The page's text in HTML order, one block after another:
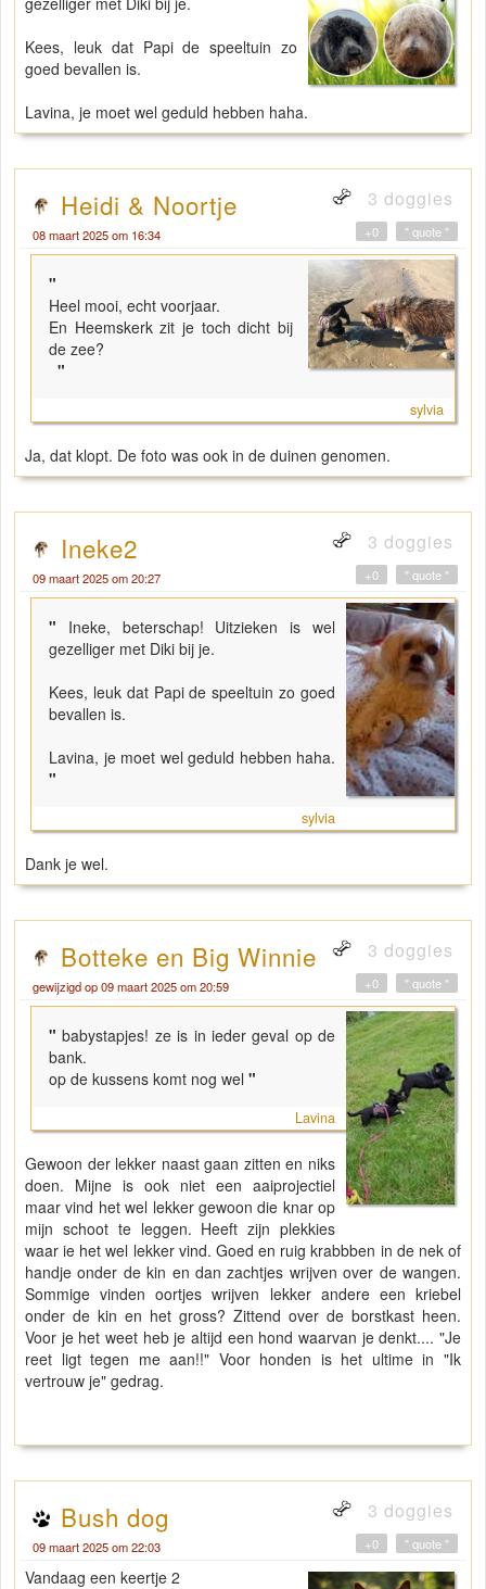
Kees, leuk dat Papi de speeltuin zo
goed bevallen is.
Lavina, je moet wel geduld hebben haha.
Heidi & Noortje 3 doggies
08 maart 2025 om 16:34 " quote "
+0
"
Heel mooi, echt voorjaar.
En Heemskerk zit je toch dicht bij
de zee?
"
sylvia
Ja, dat klopt. De foto was ook in de duinen genomen.
Ineke2 3 doggies
09 maart 2025 om 20:27 " quote "
+0
" Ineke, beterschap! Uitzieken is wel
gezelliger met Diki bij je.
Kees, leuk dat Papi de speeltuin zo goed
bevallen is.
Lavina, je moet wel geduld hebben haha.
"
sylvia
Dank je wel.
Botteke en Big Winnie 3 doggies
gewijzigd op 09 maart 2025 om 20:59 " quote "
+0
"babystapjes! ze is in ieder geval op de
bank.
op de kussens komt nog wel "
Lavina
Gewoon der lekker naast gaan zitten en niks
doen. Mijne is ook niet een aaiprojectiel
maar vind het wel lekker gewoon die knar op
mijn schoot te leggen. Heeft zijn plekkies
waar ie het wel lekker vind. Goed en ruig krabbben in de nek of
handje onder de kin en dan zachtjes wrijven over de wangen.
Sommige vinden oortjes wrijven lekker andere een kriebel
onder de kin en het gross? Zittend over de borstkast heen.
Voor je het weet heb je altijd een hond waarvan je denkt.... "Je
reet ligt tegen me aan!!" Voor honden is het ultime in "Ik
vertrouw je" gedrag.
Bush dog 3 doggies
09 maart 2025 om 22:03 " quote "
+0
Vandaag een keertje 2